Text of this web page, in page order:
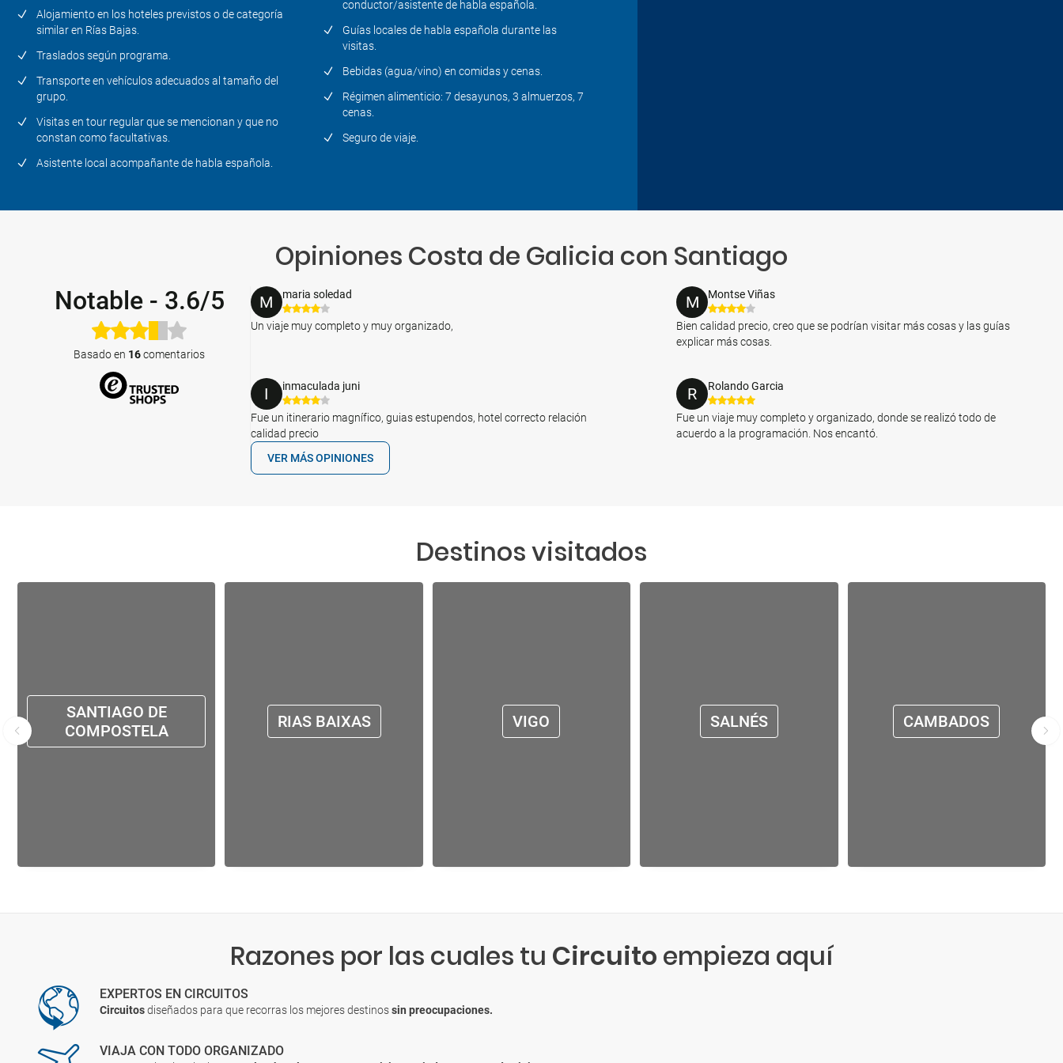
Alojamiento en los hoteles previstos o de categoría
similar en Rías Bajas.
Traslados según programa.
Transporte en vehículos adecuados al tamaño del
grupo.
Visitas en tour regular que se mencionan y que no
constan como facultativas.
Asistente local acompañante de habla española.
conductor/asistente de habla española.
Guías locales de habla española durante las
visitas.
Bebidas (agua/vino) en comidas y cenas.
Régimen alimenticio: 7 desayunos, 3 almuerzos, 7
cenas.
Seguro de viaje.
Opiniones Costa de Galicia con Santiago
Notable- 3.6/5
Basado en 16comentarios
M maria soledad
Un viaje muy completo y muy organizado,
M Montse Viñas
Bien calidad precio, creo que se podrían visitar más cosas y las guías
explicar más cosas.
I inmaculada juni
Fue un itinerario magnífico, guias estupendos, hotel correcto relación
calidad precio
R Rolando Garcia
Fue un viaje muy completo y organizado, donde se realizó todo de
acuerdo a la programación. Nos encantó.
VER MÁS OPINIONES
Destinos visitados
SANTIAGO DE
COMPOSTELA
RIAS BAIXAS VIGO SALNÉS CAMBADOS
Razones por las cuales tu Circuito empieza aquí
EXPERTOS EN CIRCUITOS
Circuitosdiseñados para que recorras los mejores destinossin preocupaciones.
VIAJA CON TODO ORGANIZADO